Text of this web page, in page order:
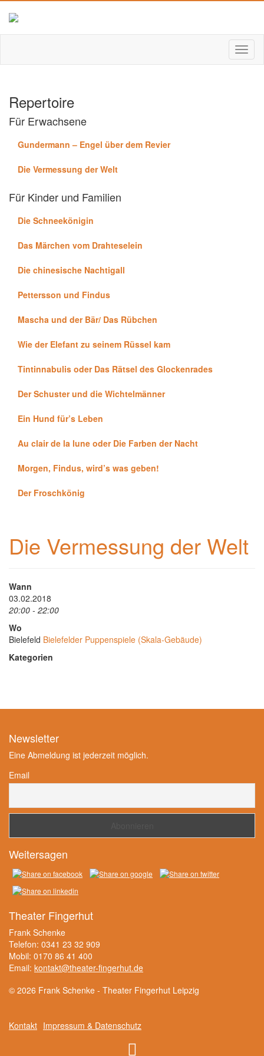
Repertoire
Für Erwachsene
Gundermann – Engel über dem Revier
Die Vermessung der Welt
Für Kinder und Familien
Die Schneekönigin
Das Märchen vom Drahteselein
Die chinesische Nachtigall
Pettersson und Findus
Mascha und der Bär/ Das Rübchen
Wie der Elefant zu seinem Rüssel kam
Tintinnabulis oder Das Rätsel des Glockenrades
Der Schuster und die Wichtelmänner
Ein Hund für’s Leben
Au clair de la lune oder Die Farben der Nacht
Morgen, Findus, wird’s was geben!
Der Froschkönig
Die Vermessung der Welt
Wann
03.02.2018
20:00 - 22:00
Wo
Bielefeld Bielefelder Puppenspiele (Skala-Gebäude)
Kategorien
Newsletter
Eine Abmeldung ist jederzeit möglich.
Email
Weitersagen
Theater Fingerhut
Frank Schenke
Telefon: 0341 23 32 909
Mobil: 0170 86 41 400
Email: kontakt@theater-fingerhut.de
© 2026 Frank Schenke - Theater Fingerhut Leipzig
Kontakt Impressum & Datenschutz